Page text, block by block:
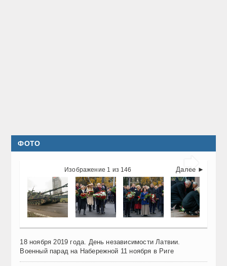
ФОТО

Далее ►
Изображение 1 из 146
18 ноября 2019 года. День независимости Латвии.
Военный парад на Набережной 11 ноября в Риге